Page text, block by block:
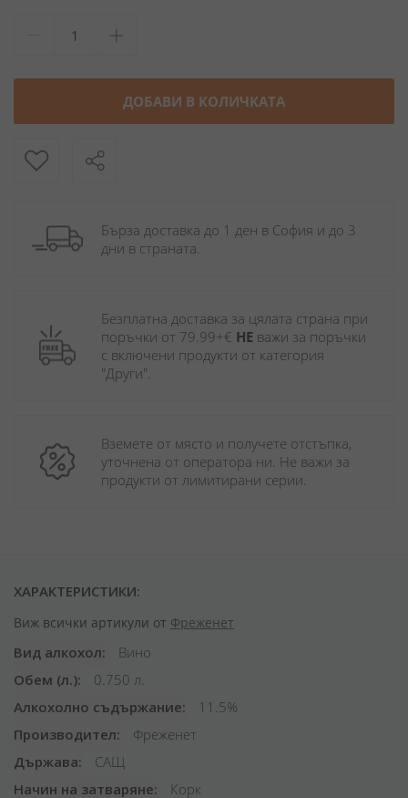
ДОБАВИ В КОЛИЧКАТА
Бърза доставка до 1 ден в София и до 3
дни в страната.
Безплатна доставка за цялата страна при
поръчки от 79.99+€ НЕ важи за поръчки
с включени продукти от категория
"Други".
Вземете от място и получете отстъпка,
уточнена от оператора ни. Не важи за
продукти от лимитирани серии.
ХАРАКТЕРИСТИКИ:
Виж всички артикули от Фреженет
Вид алкохол
Вино
Обем (л.)
0.750 л.
Алкохолно съдържание
11.5%
Производител
Фреженет
Държава
САЩ
Начин на затваряне
Корк